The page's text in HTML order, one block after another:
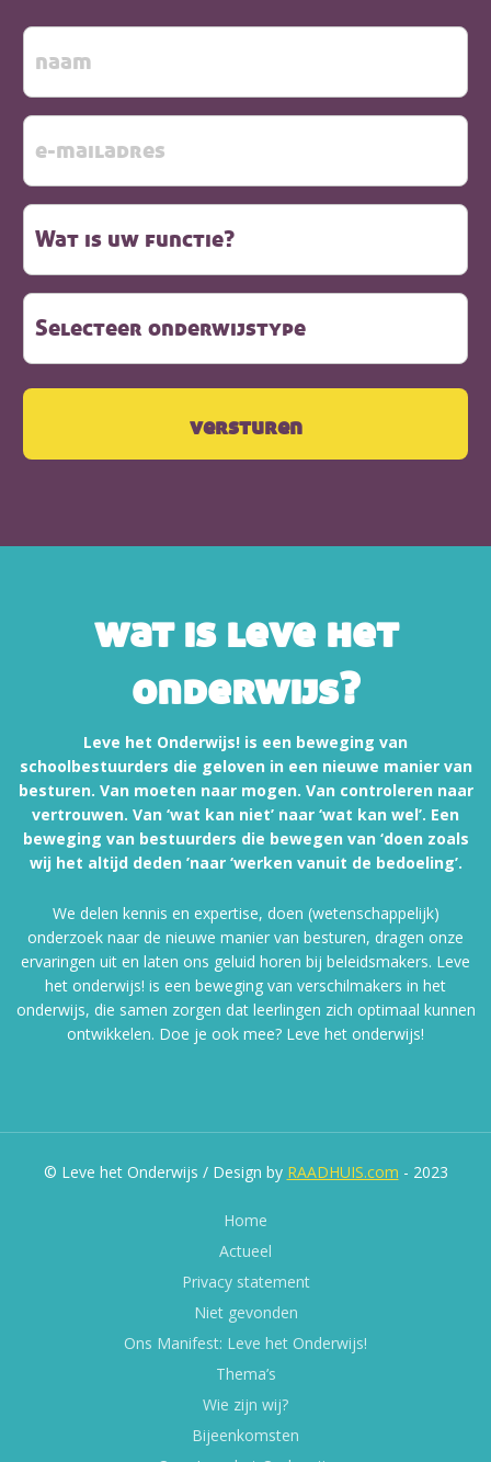
wat is leve het
onderwijs?
Leve het Onderwijs! is een beweging van
schoolbestuurders die geloven in een nieuwe manier van
besturen. Van moeten naar mogen. Van controleren naar
vertrouwen. Van ‘wat kan niet’ naar ‘wat kan wel’. Een
beweging van bestuurders die bewegen van ‘doen zoals
wij het altijd deden ’naar ‘werken vanuit de bedoeling’.
We delen kennis en expertise, doen (wetenschappelijk)
onderzoek naar de nieuwe manier van besturen, dragen onze
ervaringen uit en laten ons geluid horen bij beleidsmakers. Leve
het onderwijs! is een beweging van verschilmakers in het
onderwijs, die samen zorgen dat leerlingen zich optimaal kunnen
ontwikkelen. Doe je ook mee? Leve het onderwijs!
© Leve het Onderwijs / Design by RAADHUIS.com - 2023
Home
Actueel
Privacy statement
Niet gevonden
Ons Manifest: Leve het Onderwijs!
Thema’s
Wie zijn wij?
Bijeenkomsten